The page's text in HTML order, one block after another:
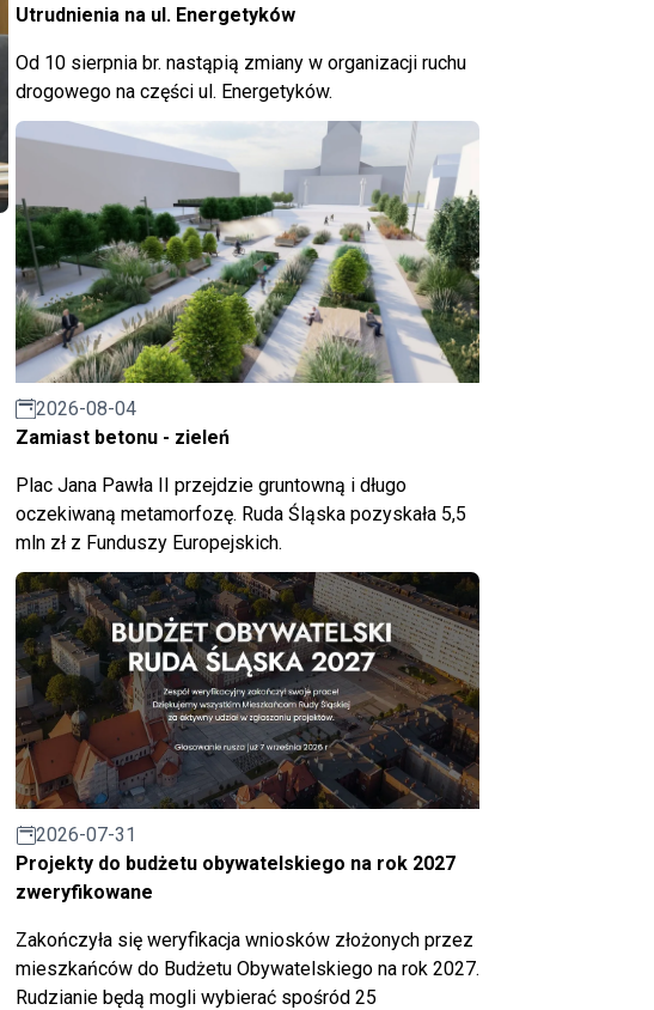
Utrudnienia na ul. Energetyków
Od 10 sierpnia br. nastąpią zmiany w organizacji ruchu
drogowego na części ul. Energetyków.
2026-08-04
Zamiast betonu - zieleń
Plac Jana Pawła II przejdzie gruntowną i długo
oczekiwaną metamorfozę. Ruda Śląska pozyskała 5,5
mln zł z Funduszy Europejskich.
2026-07-31
Projekty do budżetu obywatelskiego na rok 2027
zweryfikowane
Zakończyła się weryfikacja wniosków złożonych przez
mieszkańców do Budżetu Obywatelskiego na rok 2027.
Rudzianie będą mogli wybierać spośród 25